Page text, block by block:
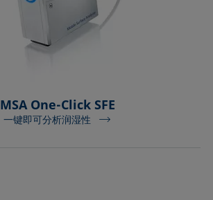
MSA One-Click SFE
一键即可分析润湿性